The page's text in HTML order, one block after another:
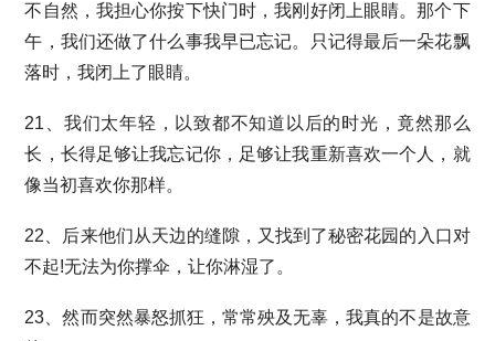
不自然，我担心你按下快门时，我刚好闭上眼睛。那个下
午，我们还做了什么事我早已忘记。只记得最后一朵花飘
落时，我闭上了眼睛。
21、我们太年轻，以致都不知道以后的时光，竟然那么
长，长得足够让我忘记你，足够让我重新喜欢一个人，就
像当初喜欢你那样。
22、后来他们从天边的缝隙，又找到了秘密花园的入口对
不起!无法为你撑伞，让你淋湿了。
23、然而突然暴怒抓狂，常常殃及无辜，我真的不是故意